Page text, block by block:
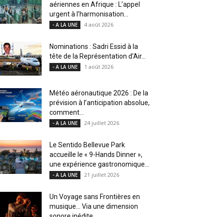
aériennes en Afrique : L’appel
urgent à l’harmonisation...
- A LA UNE 4 août 2026
Nominations : Sadri Essid à la
tête de la Représentation d’Air...
- A LA UNE 1 août 2026
Météo aéronautique 2026 : De la
prévision à l’anticipation absolue,
comment...
- A LA UNE 24 juillet 2026
Le Sentido Bellevue Park
accueille le « 9-Hands Dinner »,
une expérience gastronomique...
- A LA UNE 21 juillet 2026
Un Voyage sans Frontières en
musique… Via une dimension